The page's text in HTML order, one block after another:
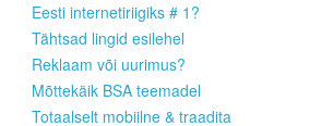
Eesti internetiriigiks # 1?
Tähtsad lingid esilehel
Reklaam või uurimus?
Mõttekäik BSA teemadel
Totaalselt mobiilne & traadita